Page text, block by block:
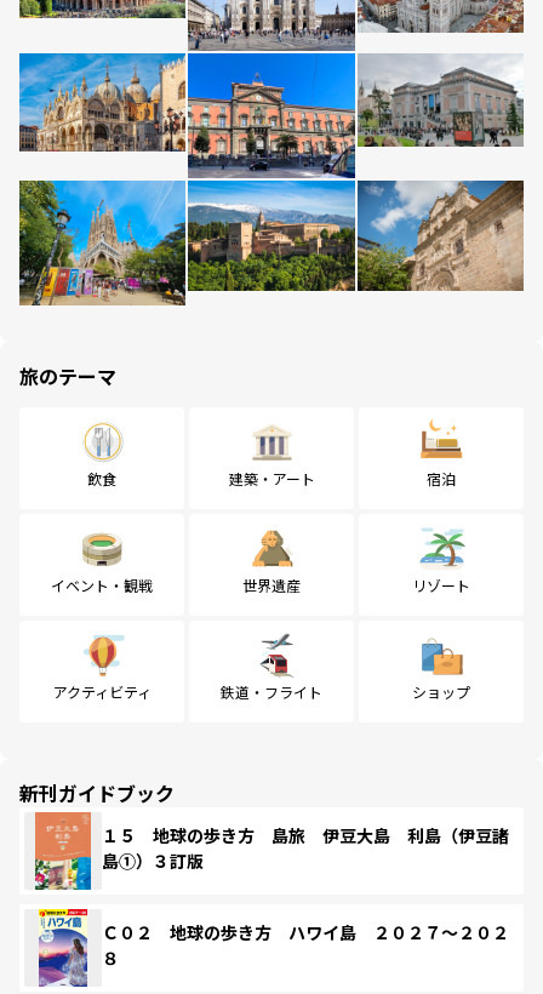
旅のテーマ
飲食 建築・アート 宿泊
イベント・観戦 世界遺産 リゾート
アクティビティ 鉄道・フライト ショップ
新刊ガイドブック
１５ 地球の歩き方 島旅 伊豆大島 利島（伊豆諸
島①）３訂版
Ｃ０２ 地球の歩き方 ハワイ島 ２０２７～２０２
８